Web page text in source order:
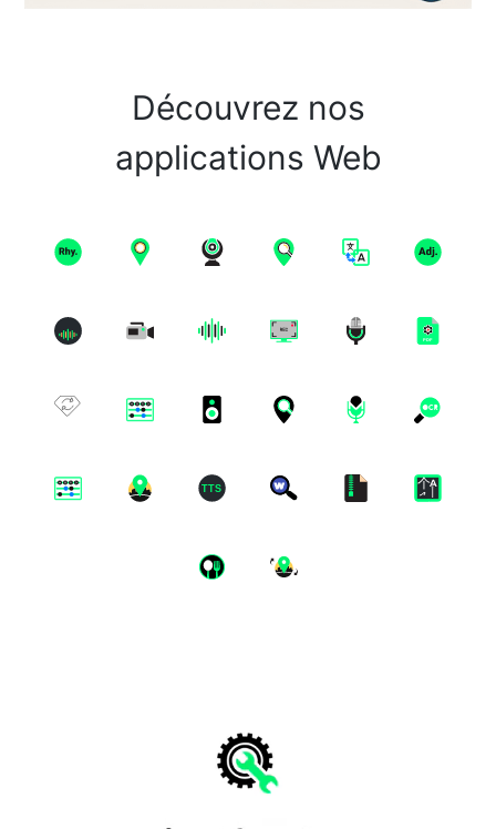
Découvrez nos
applications Web